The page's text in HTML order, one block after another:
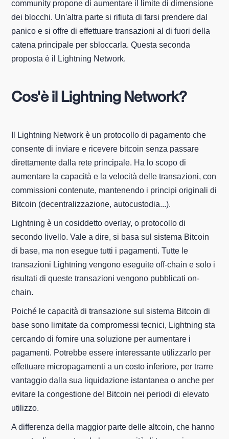
community propone di aumentare il limite di dimensione
dei blocchi. Un'altra parte si rifiuta di farsi prendere dal
panico e si offre di effettuare transazioni al di fuori della
catena principale per sbloccarla. Questa seconda
proposta è il Lightning Network.
Cos'è il Lightning Network?
Il Lightning Network è un protocollo di pagamento che
consente di inviare e ricevere bitcoin senza passare
direttamente dalla rete principale. Ha lo scopo di
aumentare la capacità e la velocità delle transazioni, con
commissioni contenute, mantenendo i principi originali di
Bitcoin (decentralizzazione, autocustodia...).
Lightning è un cosiddetto overlay, o protocollo di
secondo livello. Vale a dire, si basa sul sistema Bitcoin
di base, ma non esegue tutti i pagamenti. Tutte le
transazioni Lightning vengono eseguite off-chain e solo i
risultati di queste transazioni vengono pubblicati on-
chain.
Poiché le capacità di transazione sul sistema Bitcoin di
base sono limitate da compromessi tecnici, Lightning sta
cercando di fornire una soluzione per aumentare i
pagamenti. Potrebbe essere interessante utilizzarlo per
effettuare micropagamenti a un costo inferiore, per trarre
vantaggio dalla sua liquidazione istantanea o anche per
evitare la congestione del Bitcoin nei periodi di elevato
utilizzo.
A differenza della maggior parte delle altcoin, che hanno